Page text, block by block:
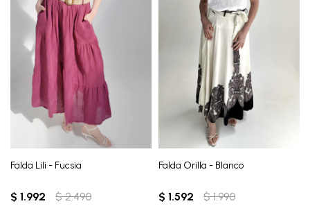
Falda Lili - Fucsia
$ 1.992 $ 2.490
Falda Orilla - Blanco
$ 1.592 $ 1.990